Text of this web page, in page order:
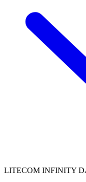
LITECOM INFINITY